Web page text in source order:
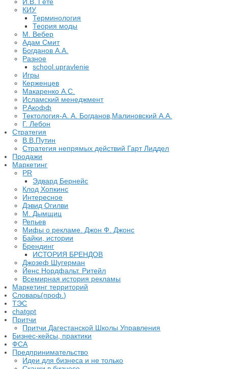
КИУ
Терминология
Теория моды
М. Вебер
Адам Смит
Богданов А.А.
Разное
school.upravlenie
Игры
Керженцев
Макаренко А.С.
Исламский менеджмент
Р.Акофф
Тектология-А. А. Богданов,Малиновский А.А.
​Г. Лебон
Стратегия
В.В.Путин
​Стратегия непрямых действий Гарт Лиддел
Продажи
Маркетинг
PR
Эдвард Бернейс
Клод Хопкинс
Интересное
Дэвид Огилви
М. Дымщиц
Репьев
Мифы о рекламе. Джон Ф. Джонс
Байки, истории
Брендинг
ИСТОРИЯ БРЕНДОВ
Джозеф Шугерман
​Йенс Нордфальт. Ритейл
Всемирная история рекламы
Маркетинг территорий
Словарь(проф.)
ТЭС
chatgpt
Притчи
Притчи Дагестанской Школы Управления
Бизнес-кейсы, практики
ФСА
Предпринимательство
Идеи для бизнеса и не только